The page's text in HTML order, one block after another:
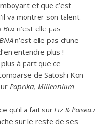
et que c’est
va montrer son talent.
Boxn’est elle pas
BNA n’est elle pas d’une
entendre plus !
plus à part que ce
de Satoshi Kon
Paprika, Millennium
qu’il a fait sur Liz & l’oiseau
sur le reste de ses